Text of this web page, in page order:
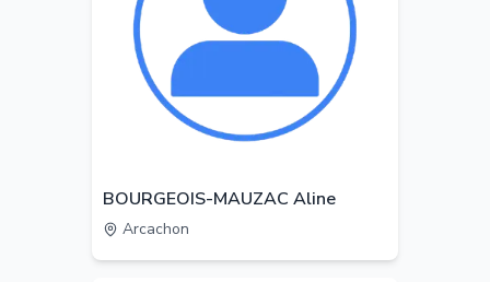
BOURGEOIS-MAUZAC Aline
Arcachon